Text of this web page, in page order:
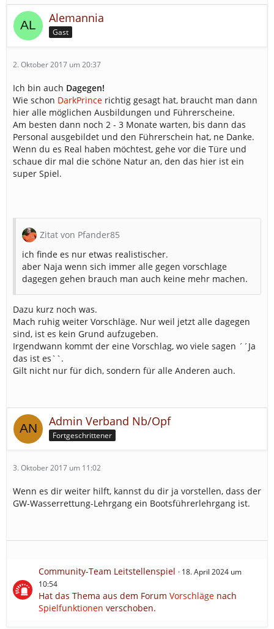
Alemannia
Gast
2. Oktober 2017 um 20:37
Ich bin auch Dagegen!
Wie schon DarkPrince richtig gesagt hat, braucht man dann
hier alle möglichen Ausbildungen und Führerscheine.
Am besten dann noch 2 - 3 Monate warten, bis dann das
Personal ausgebildet und den Führerschein hat, ne Danke.
Wenn du es Real haben möchtest, gehe vor die Türe und
schaue dir mal die schöne Natur an, den das hier ist ein
super Spiel.
Zitat von Pfander85
ich finde es nur etwas realistischer.
aber Naja wenn sich immer alle gegen vorschlage
dagegen gehen brauch man auch keine mehr machen.
Dazu kurz noch was.
Mach ruhig weiter Vorschläge. Nur weil jetzt alle dagegen
sind, ist es kein Grund aufzugeben.
Irgendwann kommt der eine Vorschlag, wo viele sagen ´´Ja
das ist es``.
Gilt nicht nur für dich, sondern für alle Anderen auch.
Admin Verband Nb/Opf
Fortgeschrittener
3. Oktober 2017 um 11:02
Wenn es dir weiter hilft, kannst du dir ja vorstellen, dass der
GW-Wasserrettung-Lehrgang ein Bootsführerlehrgang ist.
Community-Team Leitstellenspiel
18. April 2024 um
10:54
Hat das Thema aus dem Forum Vorschläge nach
Spielfunktionen verschoben.